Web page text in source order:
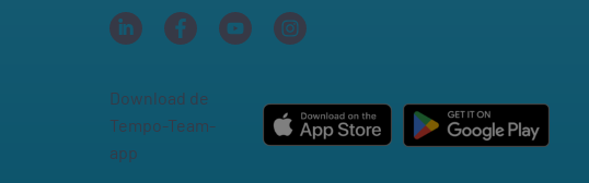
Download de
Tempo-Team-
app